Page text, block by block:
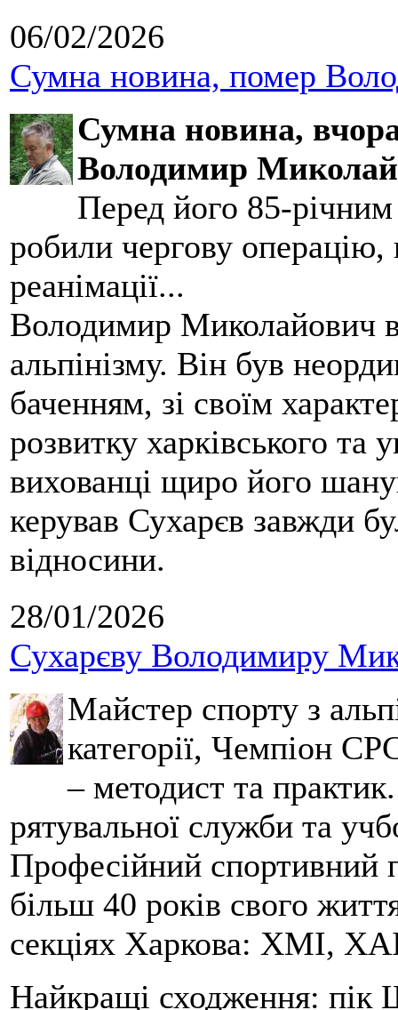
06/02/2026
Сумна новина, помер
Сумна новина,
Володимир
Перед його 85-
робили чергову операцію,
реанімації...
Володимир Миколайович
альпінізму. Він був
баченням, зі своїм
розвитку харківського та
вихованці щиро його
керував Сухарєв завжди
відносини.
28/01/2026
Сухарєву Володимиру
Майстер спорту з
категорії, Чемпіон
– методист та
рятувальної служби та
Професійний спортивний
більш 40 років свого
секціях Харкова: ХМІ,
Найкращі сходження: пік